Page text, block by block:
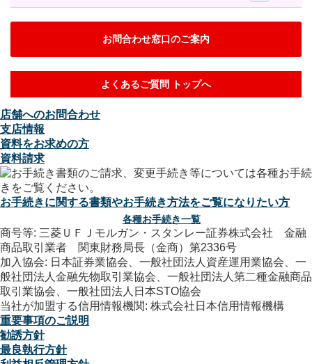
お問合わせ窓口のご案内
よくあるご質問 トップへ
店舗へのお問合わせ
支店情報
資料をお求めの方
資料請求
お手続きに関する書類やお手続き方法をご覧になりたい方
各種お手続き一覧
商号等: 三菱ＵＦＪモルガン・スタンレー証券株式会社 金融
商品取引業者 関東財務局長（金商）第2336号
加入協会: 日本証券業協会、一般社団法人資産運用業協会、一
般社団法人金融先物取引業協会、一般社団法人第二種金融商品
取引業協会、一般社団法人日本STO協会
当社が加盟する信用情報機関: 株式会社日本信用情報機構
重要事項のご説明
勧誘方針
最良執行方針